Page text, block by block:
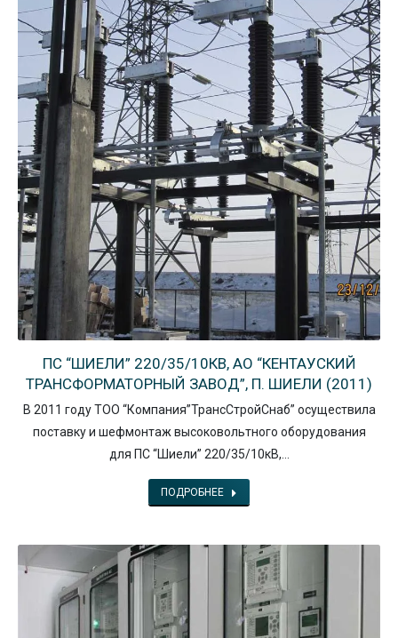
ПС “ШИЕЛИ” 220/35/10КВ, АО “КЕНТАУСКИЙ
ТРАНСФОРМАТОРНЫЙ ЗАВОД”, П. ШИЕЛИ (2011)
В 2011 году ТОО “Компания”ТрансСтройСнаб” осуществила
поставку и шефмонтаж высоковольтного оборудования
для ПС “Шиели” 220/35/10кВ,…
ПОДРОБНЕЕ